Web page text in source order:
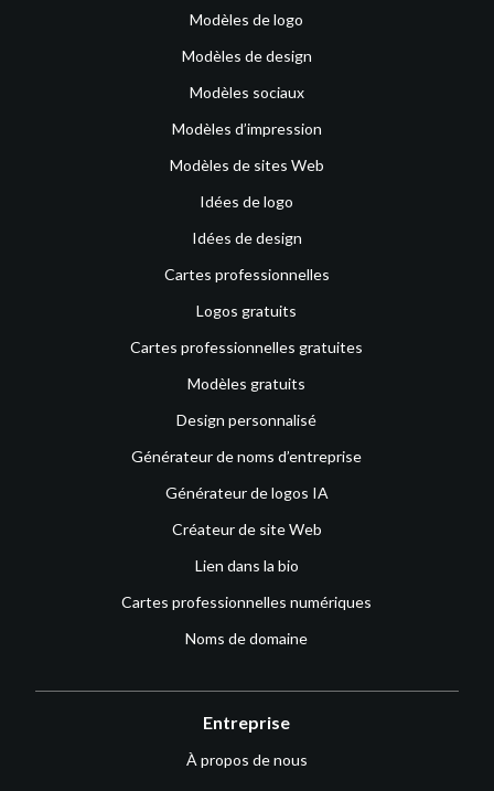
Modèles de logo
Modèles de design
Modèles sociaux
Modèles d’impression
Modèles de sites Web
Idées de logo
Idées de design
Cartes professionnelles
Logos gratuits
Cartes professionnelles gratuites
Modèles gratuits
Design personnalisé
Générateur de noms d’entreprise
Générateur de logos IA
Créateur de site Web
Lien dans la bio
Cartes professionnelles numériques
Noms de domaine
Entreprise
À propos de nous